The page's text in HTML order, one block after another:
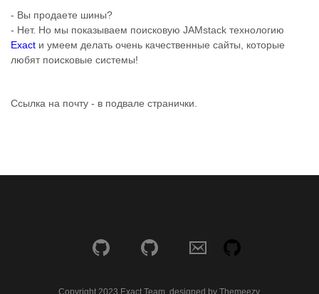
- Вы продаете шины?
- Нет. Но мы показываем поисковую JAMstack технологию
Exact и умеем делать очень качественные сайты, которые
любят поисковые системы!
Ссылка на почту - в подвале странички.